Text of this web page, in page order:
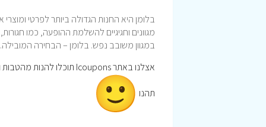
בלומן היא החנות הגדולה ביותר לפרטי
מגוונים וחגיגיים להשלמת ההופעה, כמו
במגוון משובב נפש. בלומן – הבחירה המובילה.
אצלנו באתר Icoupons תוכלו להנות מהטבות וקופונים לרכישה באתר בלומן
תהנו